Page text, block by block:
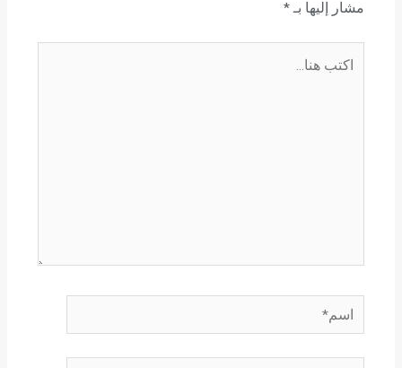
مشار إليها بـ*
اسم*